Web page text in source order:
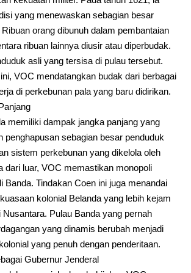
yang menewaskan sebagian besar
orang dibunuh dalam pembantaian
ribuan lainnya diusir atau diperbudak.
asli yang tersisa di pulau tersebut.
VOC mendatangkan budak dari berbagai
di perkebunan pala yang baru didirikan.
memiliki dampak jangka panjang yang
penghapusan sebagian besar penduduk
sistem perkebunan yang dikelola oleh
dari luar, VOC memastikan monopoli
Banda. Tindakan Coen ini juga menandai
kolonial Belanda yang lebih kejam
Nusantara. Pulau Banda yang pernah
yang dinamis berubah menjadi
yang penuh dengan penderitaan.
Gubernur Jenderal